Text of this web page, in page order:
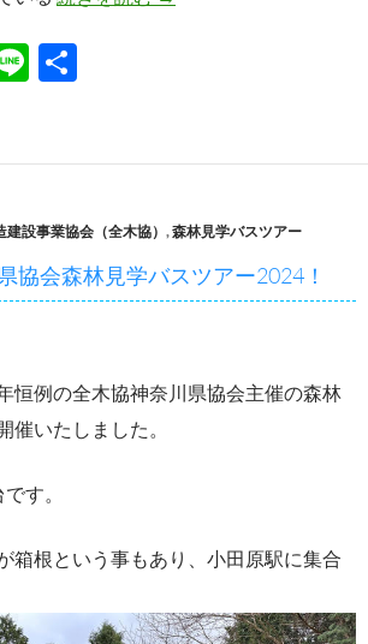
Li
建設事業協会（全木協） ,森林見学バスツアー
協会森林見学バスツアー2024！
恒例の全木協神奈川県協会主催の森林
催いたしました。
す。
箱根という事もあり、小田原駅に集合